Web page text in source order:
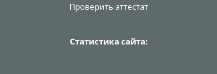
Проверить аттестат
Статистика сайта: